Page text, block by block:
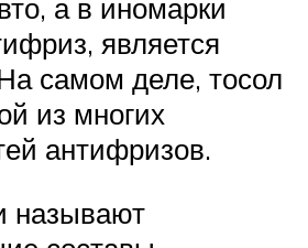
а в иномарки
является
самом деле, тосол
из многих
антифризов.
называют